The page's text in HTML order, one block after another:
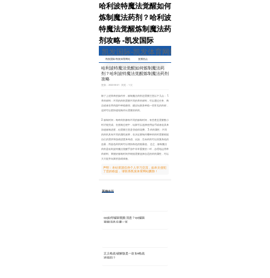
哈利波特魔法觉醒如何
炼制魔法药剂？哈利波
特魔法觉醒炼制魔法药
剂攻略 -凯发国际
凯发国际-凯发体育网站
凯发国际-凯发体育网站
直播热点
哈利波特魔法觉醒如何炼制魔法药
剂？哈利波特魔法觉醒炼制魔法药剂
攻略
更新：2023-06-21 浏览：1 次
除了上述简单的操作外，炼制魔法药剂还需要注意以下几点： 1.
草药材料：不同的药剂需要不同的草药材料，可以通过任务、商
店或者在草药园中种植获得。建议玩家多种植一些常见的药材，
这样可以更快速地制作出需要的药剂。
2. 炼制时间：每种药剂都有不同的炼制时间，有些甚至需要数小
时才能完成。在熬制过程中，玩家可以选择使用金币或者道具来
加速炼制进度，但需要注意是否值得花费。 3. 药剂属性：不同
的药剂具有不同的属性效果，在决定要制作哪种药剂时需要根据
自己的需求和游戏进度来考虑。比如，生命药剂可以回复角色的
血量，而蓝色药剂则可以增加角色的能量值。 总之，炼制魔法
药剂是哈利波特魔法觉醒手游中非常重要的一环，合理地运用草
药材料、掌握好炼制时间并根据需要选择合适的药剂属性，可以
大大提升玩家的游戏体验。
声明：本站资源仅供个人学习交流，如本文侵犯
了您的权益， 请联系凯发体育网站删除！
其他推荐
qq如何编辑视频消息？qq编辑
视频消息步骤一览
正义枪战破解版是一款fps枪战
游戏吗？